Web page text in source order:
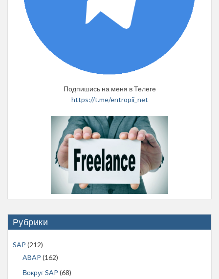
Подпишись на меня в Телеге
https://t.me/entropii_net
Рубрики
SAP (212)
ABAP (162)
Вокруг SAP (68)